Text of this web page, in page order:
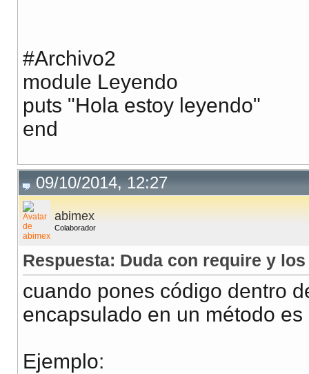
#Archivo2
module Leyendo
puts "Hola estoy leyendo"
end
09/10/2014, 12:27
abimex
Colaborador
Respuesta: Duda con require y
cuando pones código dentro
encapsulado en un método
Ejemplo: